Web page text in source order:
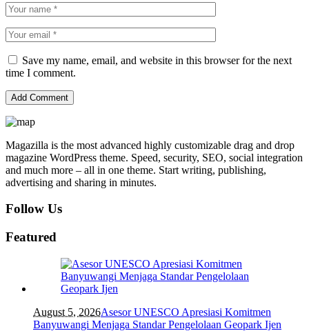
Save my name, email, and website in this browser for the next
time I comment.
Magazilla is the most advanced highly customizable drag and drop
magazine WordPress theme. Speed, security, SEO, social integration
and much more – all in one theme. Start writing, publishing,
advertising and sharing in minutes.
Follow Us
Featured
August 5, 2026Asesor UNESCO Apresiasi Komitmen
Banyuwangi Menjaga Standar Pengelolaan Geopark Ijen